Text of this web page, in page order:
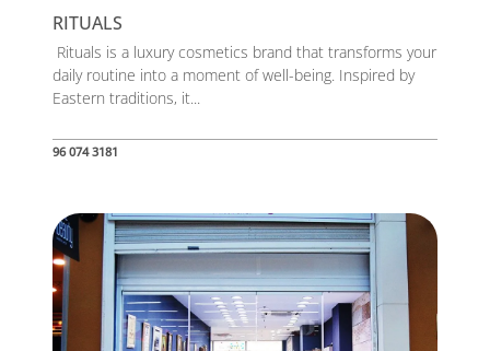
RITUALS
Rituals is a luxury cosmetics brand that transforms your
daily routine into a moment of well-being. Inspired by
Eastern traditions, it...
96 074 3181